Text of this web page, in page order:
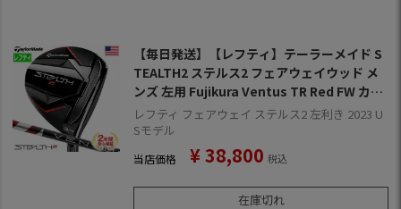
【毎日発送】【レフティ】テーラーメイド S
TEALTH2 ステルス2 フェアウェイウッド メ
ンズ 左用 Fujikura Ventus TR Red FW カー
ボンシャフト 2023年モデル USA直輸入品【2
年保証】
レフティ フェアウェイ ステルス2 左利き 2023 U
Sモデル
当店価格 ¥38,800 税込
在庫切れ